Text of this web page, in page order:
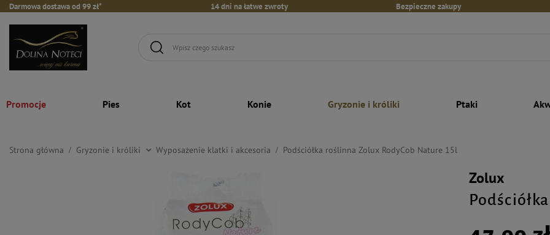
Darmowa dostawa od 99 zł* 14 dni na łatwe zwroty Bezpieczne zakupy
Promocje Pies Kot Konie Gryzonie i króliki Ptaki
Strona główna Gryzonie i króliki Wyposażenie klatki i akcesoria Podściółka roślinna Zolux RodyCob Nature 15l
Zolux